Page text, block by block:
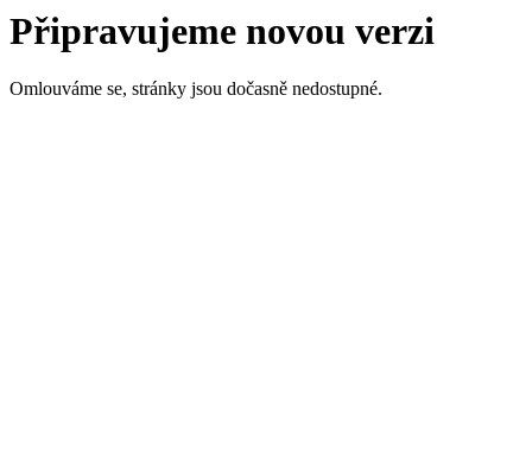
Připravujeme novou verzi
Omlouváme se, stránky jsou dočasně nedostupné.